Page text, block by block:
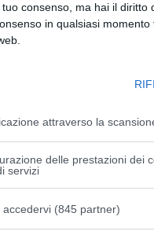
consenso, ma hai il diritto
in qualsiasi
attraverso la
delle prestazioni dei
servizi
(845 partner)
Articolo
in A13, chiusa la